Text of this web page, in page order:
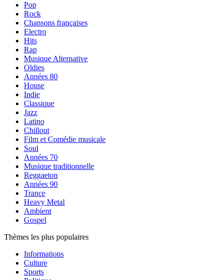
Pop
Rock
Chansons françaises
Electro
Hits
Rap
Musique Alternative
Oldies
Années 80
House
Indie
Classique
Jazz
Latino
Chillout
Film et Comédie musicale
Soul
Années 70
Musique traditionnelle
Reggaeton
Années 90
Trance
Heavy Metal
Ambient
Gospel
Thèmes les plus populaires
Informations
Culture
Sports